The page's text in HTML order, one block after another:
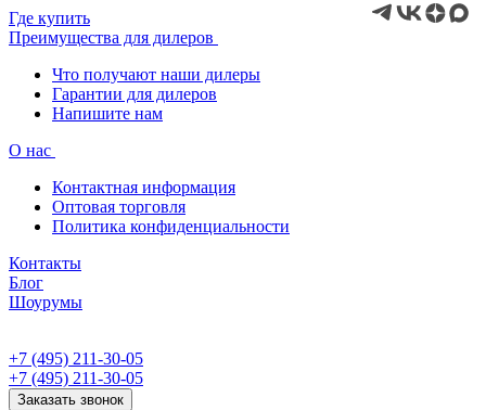
Где купить
Преимущества для дилеров
Что получают наши дилеры
Гарантии для дилеров
Напишите нам
О нас
Контактная информация
Оптовая торговля
Политика конфиденциальности
Контакты
Блог
Шоурумы
+7 (495) 211-30-05
+7 (495) 211-30-05
Заказать звонок